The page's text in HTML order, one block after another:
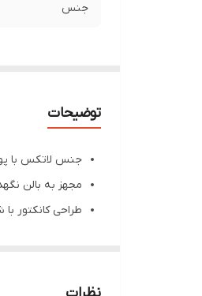
جنس
توضیحات
جنس لاتکس با
مجهز به بالن
طراحی کانکتور
بسته